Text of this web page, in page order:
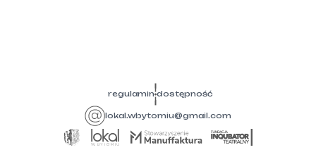
regulamin dostępność
lokal.wbytomiu@gmail.com